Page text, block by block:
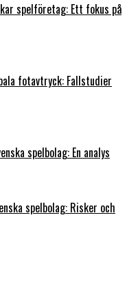
spelföretag: Ett fokus på
fotavtryck: Fallstudier
spelbolag: En analys
spelbolag: Risker och